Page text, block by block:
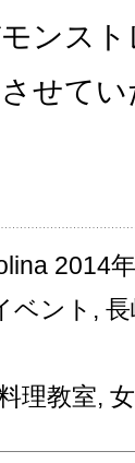
ンスト
せてい
2014
ベント ,
理教室,